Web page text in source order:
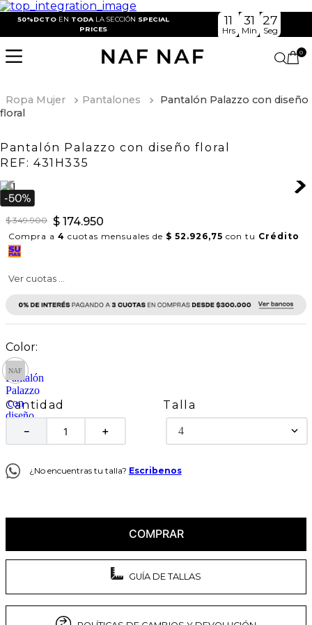
50%DCTO EN TODA LA SECCIÓN SPECIAL
PRICES
11
Hrs
31
Min
27
Seg
0
Ropa Mujer Pantalones
Pantalón Palazzo con diseño
floral
Pantalón Palazzo con diseño floral
REF: 431H335
$ 349.900 $ 174.950
Compra a 4 cuotas mensuales de $ 52.926,75 con tu Crédito
Ver cuotas ...
Cantidad
＋
－
Talla
4
¿No encuentras tu talla? Escribenos
COMPRAR
GUÍA DE TALLAS